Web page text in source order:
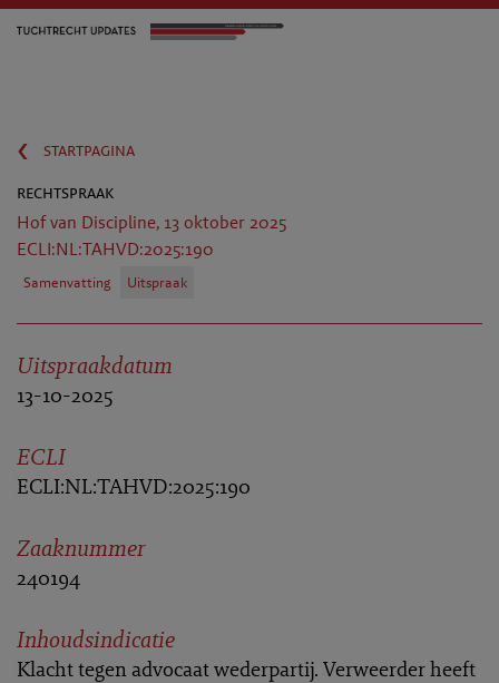
‹
startpagina
rechtspraak
Hof van Discipline, 13 oktober 2025
ECLI:NL:TAHVD:2025:190
Samenvatting Uitspraak
Uitspraakdatum
13-10-2025
ECLI
ECLI:NL:TAHVD:2025:190
Zaaknummer
240194
Inhoudsindicatie
Klacht tegen advocaat wederpartij. Verweerder heeft